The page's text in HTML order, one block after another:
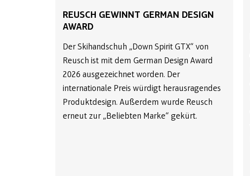
REUSCH GEWINNT GERMAN DESIGN
AWARD
Der Skihandschuh „Down Spirit GTX“ von
Reusch ist mit dem German Design Award
2026 ausgezeichnet worden. Der
internationale Preis würdigt herausragendes
Produktdesign. Außerdem wurde Reusch
erneut zur „Beliebten Marke“ gekürt.